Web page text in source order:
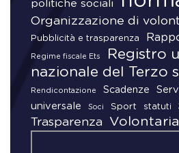
politiche sociali
Organizzazione di
Pubblicità e trasparenza
Regime fiscale Ets
Registro
nazionale del Terzo
Rendicontazione Scadenze
universale
Soci Sport statuti
Trasparenza